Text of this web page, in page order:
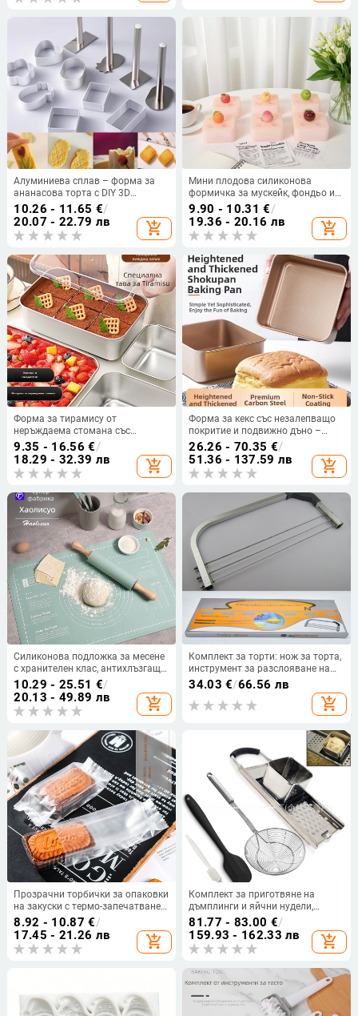
Алуминиева сплав – форма за
ананасова торта с DIY 3D
карикатурни бисквитки и форми
за мус
10.26 - 11.65 €/
20.07 - 22.79 лв
add_shopping_cart
Мини плодова силиконова
формичка за мускейк, фондьо и
шоколад – модерно
минималистично средство за
печене
9.90 - 10.31 €/
19.36 - 20.16 лв
add_shopping_cart
Форма за тирамису от
неръждаема стомана със
квадратна тава, удебелен дизайн,
съд за мус с капак за домашно
печене
9.35 - 16.56 €/
18.29 - 32.39 лв
add_shopping_cart
Форма за кекс със незалепващо
покритие и подвижно дъно –
подходяща за домашно печене,
квадратна/правоъгълна
26.26 - 70.35 €/
51.36 - 137.59 лв
add_shopping_cart
Силиконова подложка за месене
с хранителен клас, антихлъзгаща
и удебелена за тесто и печене,
кухненски комплект
10.29 - 25.51 €/
20.13 - 49.89 лв
add_shopping_cart
Комплект за торти: нож за торта,
инструмент за разслояване на
торти и нож за сирене
34.03 €/66.56 лв
add_shopping_cart
Прозрачни торбички за опаковки
на закуски с термо-запечатване:
100 прозрачни вътрешни тави;
50 матирани торбички за
запечатване; 50 прозрачни
торбички за запечатване
8.92 - 10.87 €/
17.45 - 21.26 лв
add_shopping_cart
Комплект за приготвяне на
дъмплинги и яйчни нудели,
неръждаема стомана + силикон,
Chunmao, китайски традиционен
стил
81.77 - 83.00 €/
159.93 - 162.33 лв
add_shopping_cart